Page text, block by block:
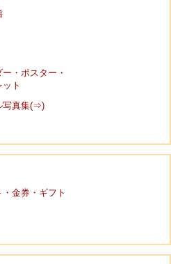
・ポスター・
ト
写真集(⇒)
金券・ギフト